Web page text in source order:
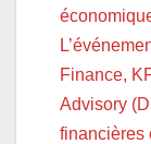
Finance,
Advisory
financières